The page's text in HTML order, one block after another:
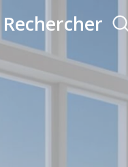
rechercher